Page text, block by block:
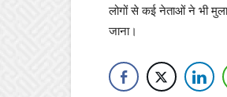
लोगों से कई नेताओं ने भी
जाना।